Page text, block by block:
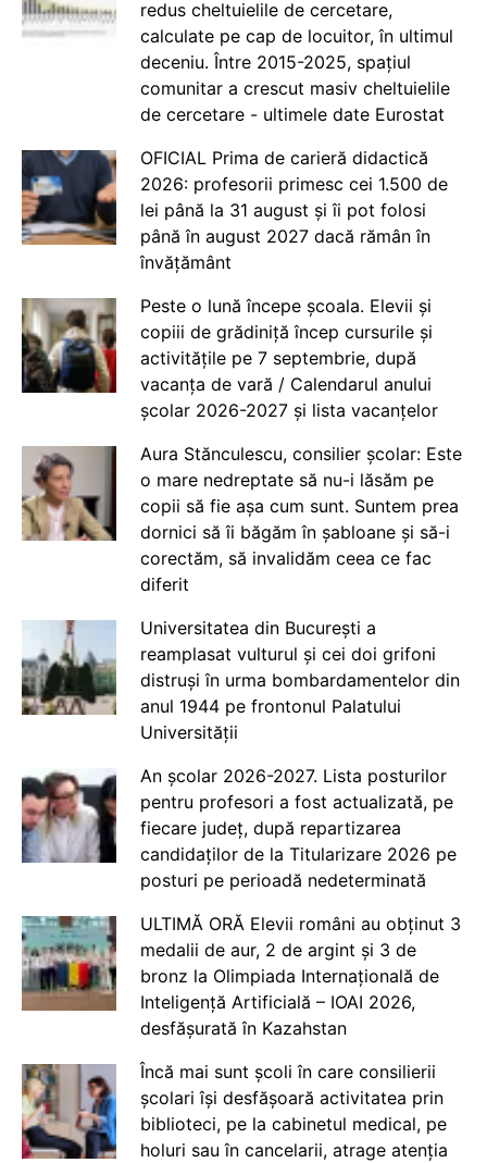
redus cheltuielile de cercetare,
calculate pe cap de locuitor, în ultimul
deceniu. Între 2015-2025, spațiul
comunitar a crescut masiv cheltuielile
de cercetare - ultimele date Eurostat
OFICIAL Prima de carieră didactică
2026: profesorii primesc cei 1.500 de
lei până la 31 august și îi pot folosi
până în august 2027 dacă rămân în
învățământ
Peste o lună începe școala. Elevii și
copiii de grădiniță încep cursurile și
activitățile pe 7 septembrie, după
vacanța de vară / Calendarul anului
școlar 2026-2027 și lista vacanțelor
Aura Stănculescu, consilier școlar: Este
o mare nedreptate să nu-i lăsăm pe
copii să fie așa cum sunt. Suntem prea
dornici să îi băgăm în șabloane și să-i
corectăm, să invalidăm ceea ce fac
diferit
Universitatea din București a
reamplasat vulturul și cei doi grifoni
distruși în urma bombardamentelor din
anul 1944 pe frontonul Palatului
Universității
An școlar 2026-2027. Lista posturilor
pentru profesori a fost actualizată, pe
fiecare județ, după repartizarea
candidaților de la Titularizare 2026 pe
posturi pe perioadă nedeterminată
ULTIMĂ ORĂ Elevii români au obținut 3
medalii de aur, 2 de argint și 3 de
bronz la Olimpiada Internațională de
Inteligență Artificială – IOAI 2026,
desfășurată în Kazahstan
Încă mai sunt școli în care consilierii
școlari își desfășoară activitatea prin
biblioteci, pe la cabinetul medical, pe
holuri sau în cancelarii, atrage atenția